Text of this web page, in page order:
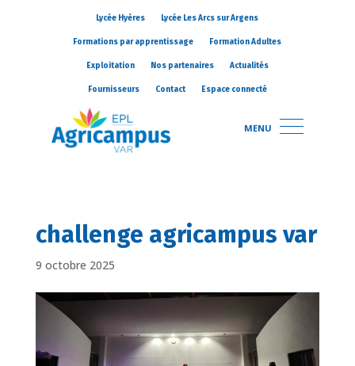
Lycée Hyères Lycée Les Arcs sur Argens
Formations par apprentissage Formation Adultes
Exploitation Nos partenaires Actualités
Fournisseurs Contact Espace connecté
MENU
challenge agricampus var
9 octobre 2025